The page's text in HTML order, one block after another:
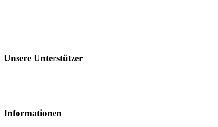
Unsere Unterstützer
Informationen